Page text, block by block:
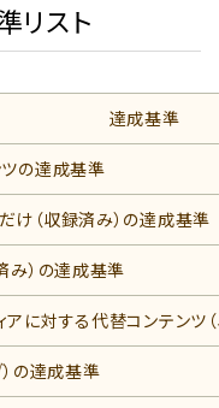
リスト
達成基準
の達成基準
（収録済み）の達成基準
み）の達成基準
に対する代替コンテンツ
の達成基準